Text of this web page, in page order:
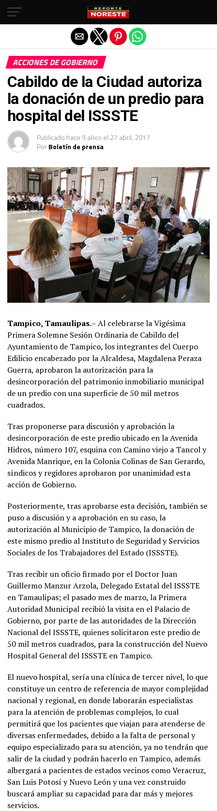
ACCIONES DE GOBIERNO
Cabildo de la Ciudad autoriza
la donación de un predio para
hospital del ISSSTE
Publicado hace 9 años el 27 abril, 2017
PorBoletín de prensa
Tampico, Tamaulipas.– Al celebrarse la Vigésima
Primera Solemne Sesión Ordinaria de Cabildo del
Ayuntamiento de Tampico, los integrantes del Cuerpo
Edilicio encabezado por la Alcaldesa, Magdalena Peraza
Guerra, aprobaron la autorización para la
desincorporación del patrimonio inmobiliario municipal
de un predio con una superficie de 50 mil metros
cuadrados.
Tras proponerse para discusión y aprobación la
desincorporación de este predio ubicado en la Avenida
Hidros, número 107, esquina con Camino viejo a Tancol y
Avenida Manrique, en la Colonia Colinas de San Gerardo,
síndicos y regidores aprobaron por unanimidad esta
acción de Gobierno.
Posteriormente, tras aprobarse esta decisión, también se
puso a discusión y a aprobación en su caso, la
autorización al Municipio de Tampico, la donación de
este mismo predio al Instituto de Seguridad y Servicios
Sociales de los Trabajadores del Estado (ISSSTE).
Tras recibir un oficio firmado por el Doctor Juan
Guillermo Manzur Arzola, Delegado Estatal del ISSSTE
en Tamaulipas; el pasado mes de marzo, la Primera
Autoridad Municipal recibió la visita en el Palacio de
Gobierno, por parte de las autoridades de la Dirección
Nacional del ISSSTE, quienes solicitaron este predio de
50 mil metros cuadrados, para la construcción del Nuevo
Hospital General del ISSSTE en Tampico.
El nuevo hospital, sería una clínica de tercer nivel, lo que
constituye un centro de referencia de mayor complejidad
nacional y regional, en donde laborarán especialistas
para la atención de problemas complejos, lo cual
permitirá que los pacientes que viajan para atenderse de
diversas enfermedades, debido a la falta de personal y
equipo especializado para su atención, ya no tendrán que
salir de la ciudad y podrán hacerlo en Tampico, además
albergará a pacientes de estados vecinos como Veracruz,
San Luis Potosí y Nuevo León y una vez construido
buscará ampliar su capacidad para dar más y mejores
servicios.
Salir de la versión móvil